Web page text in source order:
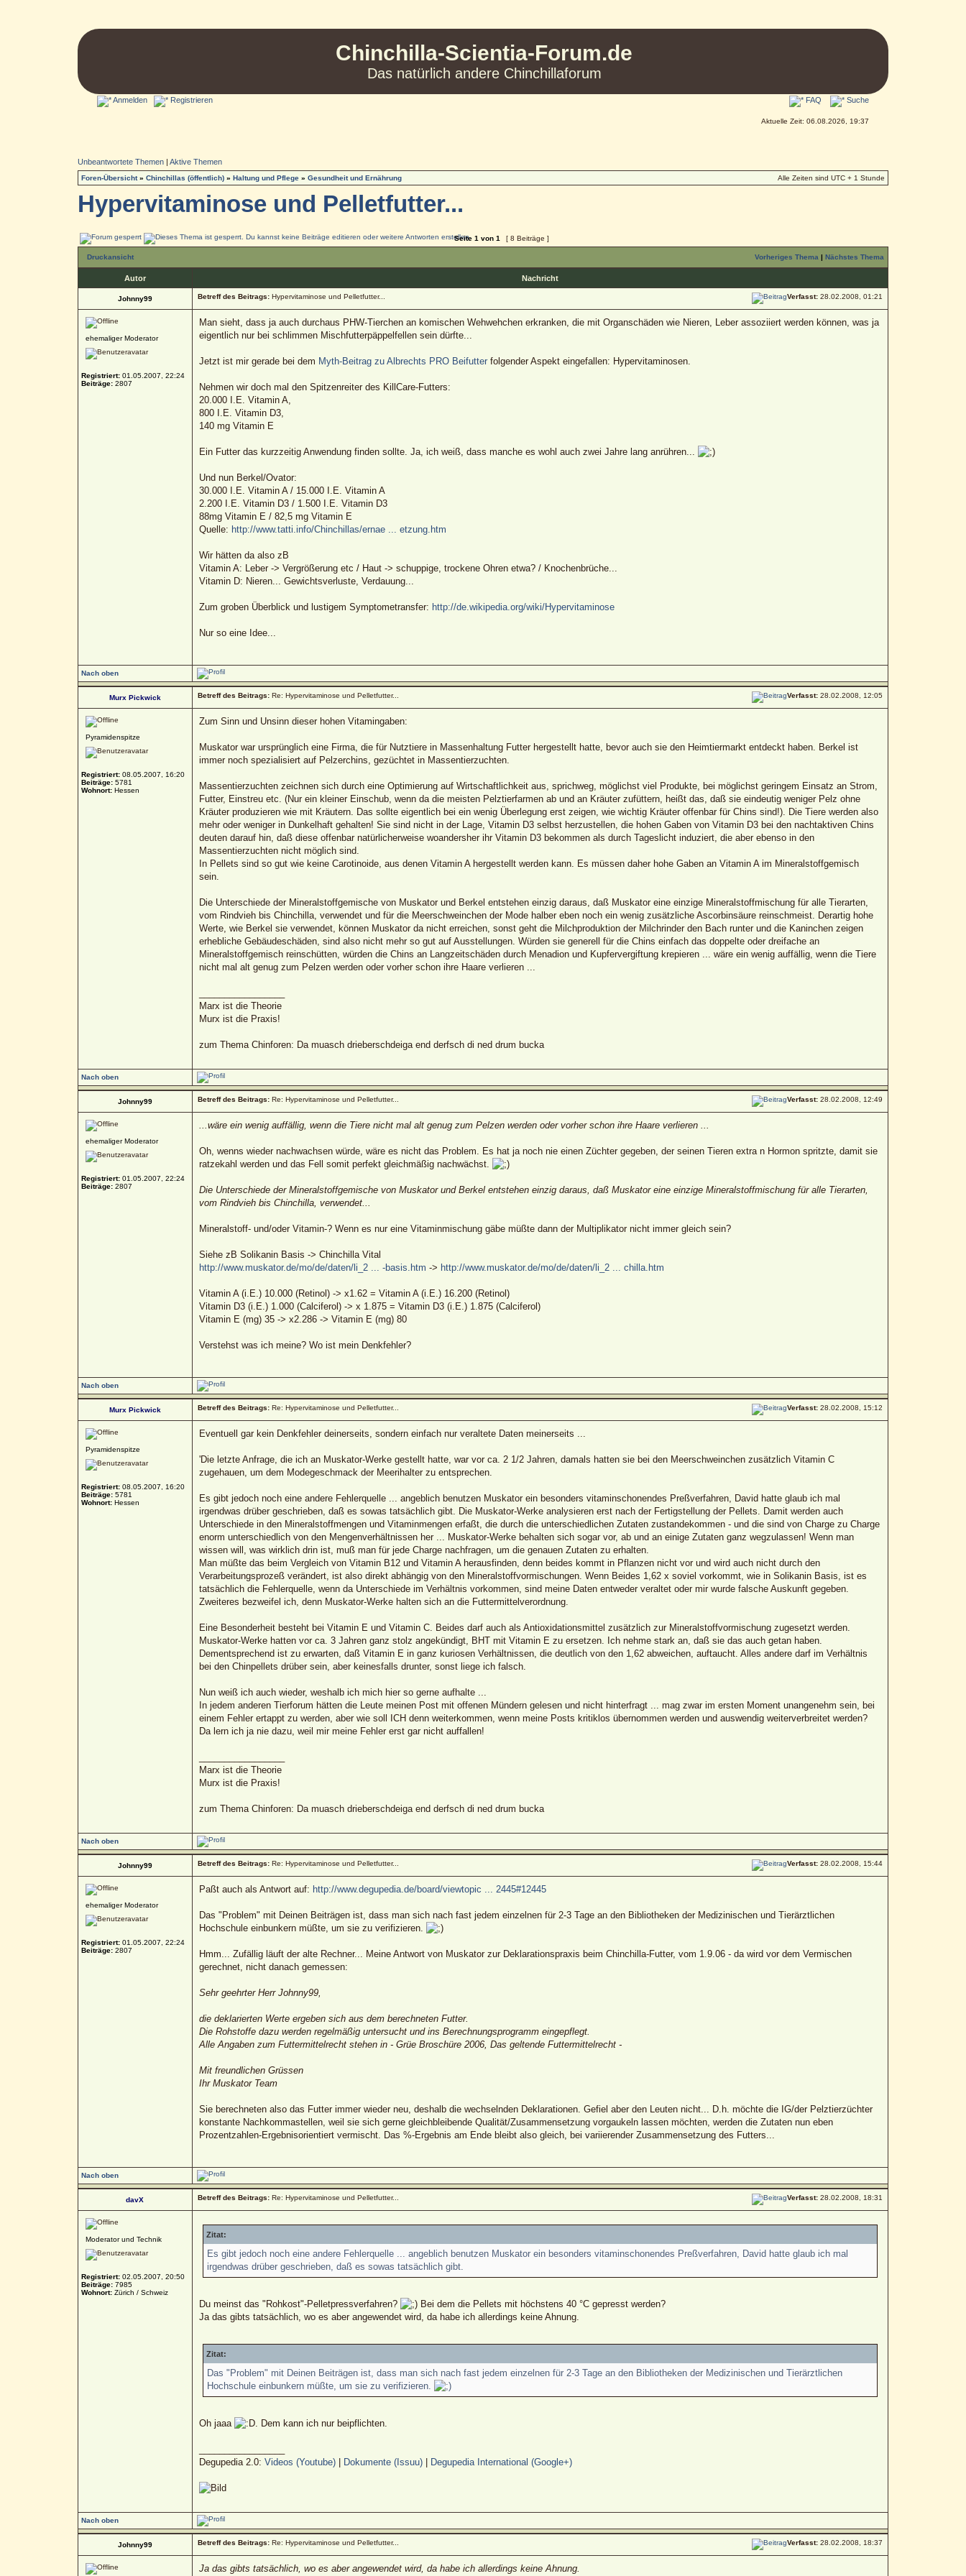
Chinchilla-Scientia-Forum.de
Das natürlich andere Chinchillaforum
Anmelden Registrieren FAQ Suche
Aktuelle Zeit: 06.08.2026, 19:37
Unbeantwortete Themen| Aktive Themen
Foren-Übersicht» Chinchillas (öffentlich)» Haltung und Pflege» Gesundheit und Ernährung Alle Zeiten sind UTC + 1 Stunde
Hypervitaminose und Pelletfutter...
Seite 1 von 1 [ 8 Beiträge ]
Druckansicht Vorheriges Thema | Nächstes Thema
Autor Nachricht
Johnny99 Betreff des Beitrags:Hypervitaminose und Pelletfutter... Verfasst:28.02.2008, 01:21
ehemaliger Moderator
Registriert:01.05.2007, 22:24
Beiträge:2807
Man sieht, dass ja auch durchaus PHW-Tierchen an komischen Wehwehchen erkranken, die mit Organschäden wie Nieren, Leber assoziiert werden können, was ja
eigentlich nur bei schlimmen Mischfutterpäppelfellen sein dürfte...
Jetzt ist mir gerade bei dem Myth-Beitrag zu Albrechts PRO Beifutterfolgender Aspekt eingefallen: Hypervitaminosen.
Nehmen wir doch mal den Spitzenreiter des KillCare-Futters:
20.000 I.E. Vitamin A,
800 I.E. Vitamin D3,
140 mg Vitamin E
Ein Futter das kurzzeitig Anwendung finden sollte. Ja, ich weiß, dass manche es wohl auch zwei Jahre lang anrühren...
Und nun Berkel/Ovator:
30.000 I.E. Vitamin A / 15.000 I.E. Vitamin A
2.200 I.E. Vitamin D3 / 1.500 I.E. Vitamin D3
88mg Vitamin E / 82,5 mg Vitamin E
Quelle: http://www.tatti.info/Chinchillas/ernae ... etzung.htm
Wir hätten da also zB
Vitamin A: Leber -> Vergrößerung etc / Haut -> schuppige, trockene Ohren etwa? / Knochenbrüche...
Vitamin D: Nieren... Gewichtsverluste, Verdauung...
Zum groben Überblick und lustigem Symptometransfer: http://de.wikipedia.org/wiki/Hypervitaminose
Nur so eine Idee...
Nach oben
Murx Pickwick Betreff des Beitrags:Re: Hypervitaminose und Pelletfutter... Verfasst:28.02.2008, 12:05
Pyramidenspitze
Registriert:08.05.2007, 16:20
Beiträge:5781
Wohnort:Hessen
Zum Sinn und Unsinn dieser hohen Vitamingaben:
Muskator war ursprünglich eine Firma, die für Nutztiere in Massenhaltung Futter hergestellt hatte, bevor auch sie den Heimtiermarkt entdeckt haben. Berkel ist
immer noch spezialisiert auf Pelzerchins, gezüchtet in Massentierzuchten.
Massentierzuchten zeichnen sich durch eine Optimierung auf Wirtschaftlichkeit aus, sprichweg, möglichst viel Produkte, bei möglichst geringem Einsatz an Strom,
Futter, Einstreu etc. (Nur ein kleiner Einschub, wenn da die meisten Pelztierfarmen ab und an Kräuter zufüttern, heißt das, daß sie eindeutig weniger Pelz ohne
Kräuter produzieren wie mit Kräutern. Das sollte eigentlich bei ein wenig Überlegung erst zeigen, wie wichtig Kräuter offenbar für Chins sind!). Die Tiere werden also
mehr oder weniger in Dunkelhaft gehalten! Sie sind nicht in der Lage, Vitamin D3 selbst herzustellen, die hohen Gaben von Vitamin D3 bei den nachtaktiven Chins
deuten darauf hin, daß diese offenbar natürlicherweise woandersher ihr Vitamin D3 bekommen als durch Tageslicht induziert, die aber ebenso in den
Massentierzuchten nicht möglich sind.
In Pellets sind so gut wie keine Carotinoide, aus denen Vitamin A hergestellt werden kann. Es müssen daher hohe Gaben an Vitamin A im Mineralstoffgemisch
sein.
Die Unterschiede der Mineralstoffgemische von Muskator und Berkel entstehen einzig daraus, daß Muskator eine einzige Mineralstoffmischung für alle Tierarten,
vom Rindvieh bis Chinchilla, verwendet und für die Meerschweinchen der Mode halber eben noch ein wenig zusätzliche Ascorbinsäure reinschmeist. Derartig hohe
Werte, wie Berkel sie verwendet, können Muskator da nicht erreichen, sonst geht die Milchproduktion der Milchrinder den Bach runter und die Kaninchen zeigen
erhebliche Gebäudeschäden, sind also nicht mehr so gut auf Ausstellungen. Würden sie generell für die Chins einfach das doppelte oder dreifache an
Mineralstoffgemisch reinschütten, würden die Chins an Langzeitschäden durch Menadion und Kupfervergiftung krepieren ... wäre ein wenig auffällig, wenn die Tiere
nicht mal alt genug zum Pelzen werden oder vorher schon ihre Haare verlieren ...
Marx ist die Theorie
Murx ist die Praxis!
zum Thema Chinforen: Da muasch drieberschdeiga end derfsch di ned drum bucka
Nach oben
Johnny99 Betreff des Beitrags:Re: Hypervitaminose und Pelletfutter... Verfasst:28.02.2008, 12:49
ehemaliger Moderator
Registriert:01.05.2007, 22:24
Beiträge:2807
...wäre ein wenig auffällig, wenn die Tiere nicht mal alt genug zum Pelzen werden oder vorher schon ihre Haare verlieren ...
Oh, wenns wieder nachwachsen würde, wäre es nicht das Problem. Es hat ja noch nie einen Züchter gegeben, der seinen Tieren extra n Hormon spritzte, damit sie
ratzekahl werden und das Fell somit perfekt gleichmäßig nachwächst.
Die Unterschiede der Mineralstoffgemische von Muskator und Berkel entstehen einzig daraus, daß Muskator eine einzige Mineralstoffmischung für alle Tierarten,
vom Rindvieh bis Chinchilla, verwendet...
Mineralstoff- und/oder Vitamin-? Wenn es nur eine Vitaminmischung gäbe müßte dann der Multiplikator nicht immer gleich sein?
Siehe zB Solikanin Basis -> Chinchilla Vital
http://www.muskator.de/mo/de/daten/li_2 ... -basis.htm -> http://www.muskator.de/mo/de/daten/li_2 ... chilla.htm
Vitamin A (i.E.) 10.000 (Retinol) -> x1.62 = Vitamin A (i.E.) 16.200 (Retinol)
Vitamin D3 (i.E.) 1.000 (Calciferol) -> x 1.875 = Vitamin D3 (i.E.) 1.875 (Calciferol)
Vitamin E (mg) 35 -> x2.286 -> Vitamin E (mg) 80
Verstehst was ich meine? Wo ist mein Denkfehler?
Nach oben
Murx Pickwick Betreff des Beitrags:Re: Hypervitaminose und Pelletfutter... Verfasst:28.02.2008, 15:12
Pyramidenspitze
Registriert:08.05.2007, 16:20
Beiträge:5781
Wohnort:Hessen
Eventuell gar kein Denkfehler deinerseits, sondern einfach nur veraltete Daten meinerseits ...
'Die letzte Anfrage, die ich an Muskator-Werke gestellt hatte, war vor ca. 2 1/2 Jahren, damals hatten sie bei den Meerschweinchen zusätzlich Vitamin C
zugehauen, um dem Modegeschmack der Meerihalter zu entsprechen.
Es gibt jedoch noch eine andere Fehlerquelle ... angeblich benutzen Muskator ein besonders vitaminschonendes Preßverfahren, David hatte glaub ich mal
irgendwas drüber geschrieben, daß es sowas tatsächlich gibt. Die Muskator-Werke analysieren erst nach der Fertigstellung der Pellets. Damit werden auch
Unterschiede in den Mineralstoffmengen und Vitaminmengen erfaßt, die durch die unterschiedlichen Zutaten zustandekommen - und die sind von Charge zu Charge
enorm unterschiedlich von den Mengenverhältnissen her ... Muskator-Werke behalten sich sogar vor, ab und an einige Zutaten ganz wegzulassen! Wenn man
wissen will, was wirklich drin ist, muß man für jede Charge nachfragen, um die genauen Zutaten zu erhalten.
Man müßte das beim Vergleich von Vitamin B12 und Vitamin A herausfinden, denn beides kommt in Pflanzen nicht vor und wird auch nicht durch den
Verarbeitungsprozeß verändert, ist also direkt abhängig von den Mineralstoffvormischungen. Wenn Beides 1,62 x soviel vorkommt, wie in Solikanin Basis, ist es
tatsächlich die Fehlerquelle, wenn da Unterschiede im Verhältnis vorkommen, sind meine Daten entweder veraltet oder mir wurde falsche Auskunft gegeben.
Zweiteres bezweifel ich, denn Muskator-Werke halten sich an die Futtermittelverordnung.
Eine Besonderheit besteht bei Vitamin E und Vitamin C. Beides darf auch als Antioxidationsmittel zusätzlich zur Mineralstoffvormischung zugesetzt werden.
Muskator-Werke hatten vor ca. 3 Jahren ganz stolz angekündigt, BHT mit Vitamin E zu ersetzen. Ich nehme stark an, daß sie das auch getan haben.
Dementsprechend ist zu erwarten, daß Vitamin E in ganz kuriosen Verhältnissen, die deutlich von den 1,62 abweichen, auftaucht. Alles andere darf im Verhältnis
bei den Chinpellets drüber sein, aber keinesfalls drunter, sonst liege ich falsch.
Nun weiß ich auch wieder, weshalb ich mich hier so gerne aufhalte ...
In jedem anderen Tierforum hätten die Leute meinen Post mit offenen Mündern gelesen und nicht hinterfragt ... mag zwar im ersten Moment unangenehm sein, bei
einem Fehler ertappt zu werden, aber wie soll ICH denn weiterkommen, wenn meine Posts kritiklos übernommen werden und auswendig weiterverbreitet werden?
Da lern ich ja nie dazu, weil mir meine Fehler erst gar nicht auffallen!
Marx ist die Theorie
Murx ist die Praxis!
zum Thema Chinforen: Da muasch drieberschdeiga end derfsch di ned drum bucka
Nach oben
Johnny99 Betreff des Beitrags:Re: Hypervitaminose und Pelletfutter... Verfasst:28.02.2008, 15:44
ehemaliger Moderator
Registriert:01.05.2007, 22:24
Beiträge:2807
Paßt auch als Antwort auf: http://www.degupedia.de/board/viewtopic ... 2445#12445
Das "Problem" mit Deinen Beiträgen ist, dass man sich nach fast jedem einzelnen für 2-3 Tage an den Bibliotheken der Medizinischen und Tierärztlichen
Hochschule einbunkern müßte, um sie zu verifizieren.
Hmm... Zufällig läuft der alte Rechner... Meine Antwort von Muskator zur Deklarationspraxis beim Chinchilla-Futter, vom 1.9.06 - da wird vor dem Vermischen
gerechnet, nicht danach gemessen:
Sehr geehrter Herr Johnny99,
die deklarierten Werte ergeben sich aus dem berechneten Futter.
Die Rohstoffe dazu werden regelmäßig untersucht und ins Berechnungsprogramm eingepflegt.
Alle Angaben zum Futtermittelrecht stehen in - Grüe Broschüre 2006, Das geltende Futtermittelrecht -
Mit freundlichen Grüssen
Ihr Muskator Team
Sie berechneten also das Futter immer wieder neu, deshalb die wechselnden Deklarationen. Gefiel aber den Leuten nicht... D.h. möchte die IG/der Pelztierzüchter
konstante Nachkommastellen, weil sie sich gerne gleichbleibende Qualität/Zusammensetzung vorgaukeln lassen möchten, werden die Zutaten nun eben
Prozentzahlen-Ergebnisorientiert vermischt. Das %-Ergebnis am Ende bleibt also gleich, bei variierender Zusammensetzung des Futters...
Nach oben
davX Betreff des Beitrags:Re: Hypervitaminose und Pelletfutter... Verfasst:28.02.2008, 18:31
Moderator und Technik
Registriert:02.05.2007, 20:50
Beiträge:7985
Wohnort:Zürich / Schweiz
Zitat:
Es gibt jedoch noch eine andere Fehlerquelle ... angeblich benutzen Muskator ein besonders vitaminschonendes Preßverfahren, David hatte glaub ich mal
irgendwas drüber geschrieben, daß es sowas tatsächlich gibt.
Du meinst das "Rohkost"-Pelletpressverfahren?
Bei dem die Pellets mit höchstens 40 °C gepresst werden?
Ja das gibts tatsächlich, wo es aber angewendet wird, da habe ich allerdings keine Ahnung.
Zitat:
Das "Problem" mit Deinen Beiträgen ist, dass man sich nach fast jedem einzelnen für 2-3 Tage an den Bibliotheken der Medizinischen und Tierärztlichen
Hochschule einbunkern müßte, um sie zu verifizieren.
Oh jaaa . Dem kann ich nur beipflichten.
Degupedia 2.0: Videos (Youtube)| Dokumente (Issuu)| Degupedia International (Google+)
Nach oben
Johnny99 Betreff des Beitrags:Re: Hypervitaminose und Pelletfutter... Verfasst:28.02.2008, 18:37
Ja das gibts tatsächlich, wo es aber angewendet wird, da habe ich allerdings keine Ahnung.